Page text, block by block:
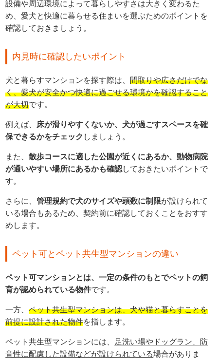
設備や周辺環境によって暮らしやすさは大きく変わるた
め、愛犬と快適に暮らせる住まいを選ぶためのポイントを
確認しておきましょう。
内見時に確認したいポイント
犬と暮らすマンションを探す際は、間取りや広さだけでな
く、愛犬が安全かつ快適に過ごせる環境かを確認すること
が大切です。
例えば、
床が滑りやすくないか、犬が過ごすスペースを確
保できるかをチェック しましょう。
また、散歩コースに適した公園が近くにあるか、動物病院
が通いやすい場所にあるかも確認しておきたいポイントで
す。
さらに、管理規約で犬のサイズや頭数に制限が設けられて
いる場合もあるため、契約前に確認しておくことをおすす
めします。
ペット可とペット共生型マンションの違い
ペット可マンションとは、一定の条件のもとでペットの飼
育が認められている物件です。
一方、ペット共生型マンションは、犬や猫と暮らすことを
前提に設計された物件を指します。
ペット共生型マンションには、
足洗い場やドッグラン、防
音性に配慮した設備などが設けられている場合がありま